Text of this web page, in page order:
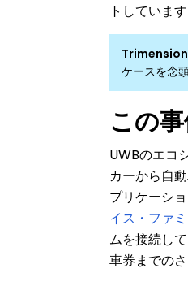
トしています
Trimension
ケースを念
この
UWBのエコ
カーから自
プリケーシ
イス・ファミ
ムを接続し
車券までの